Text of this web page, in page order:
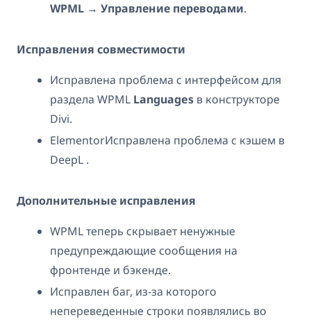
WPML → Управление переводами.
Исправления совместимости
Исправлена проблема с интерфейсом для
раздела WPML Languages в конструкторе
Divi.
ElementorИсправлена проблема с кэшем в
DeepL .
Дополнительные исправления
WPML теперь скрывает ненужные
предупреждающие сообщения на
фронтенде и бэкенде.
Исправлен баг, из-за которого
непереведенные строки появлялись во